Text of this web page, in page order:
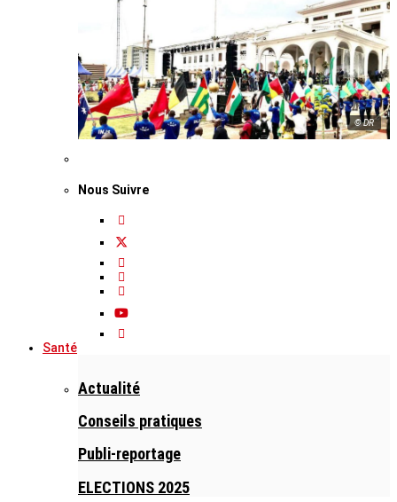
© DR
Nous Suivre
Santé
Actualité
Conseils pratiques
Publi-reportage
ELECTIONS 2025